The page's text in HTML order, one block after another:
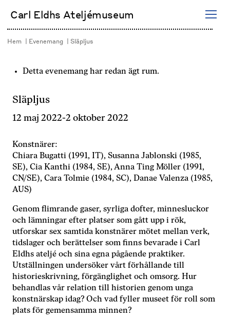
Carl Eldhs Ateljémuseum
Hem Evenemang Släpljus
Detta evenemang har redan ägt rum.
Släpljus
12 maj 2022-2 oktober 2022
Konstnärer:
Chiara Bugatti (1991, IT), Susanna Jablonski (1985,
SE), Cia Kanthi (1984, SE), Anna Ting Möller (1991,
CN/SE), Cara Tolmie (1984, SC), Danae Valenza (1985,
AUS)
Genom flimrande gaser, syrliga dofter, minnesluckor
och lämningar efter platser som gått upp i rök,
utforskar sex samtida konstnärer mötet mellan verk,
tidslager och berättelser som finns bevarade i Carl
Eldhs ateljé och sina egna pågående praktiker.
Utställningen undersöker vårt förhållande till
historieskrivning, förgänglighet och omsorg. Hur
behandlas vår relation till historien genom unga
konstnärskap idag? Och vad fyller museet för roll som
plats för gemensamma minnen?
Nödvändiga
Dessa kakor
går inte att
välja bort. De
behövs för
att hemsidan